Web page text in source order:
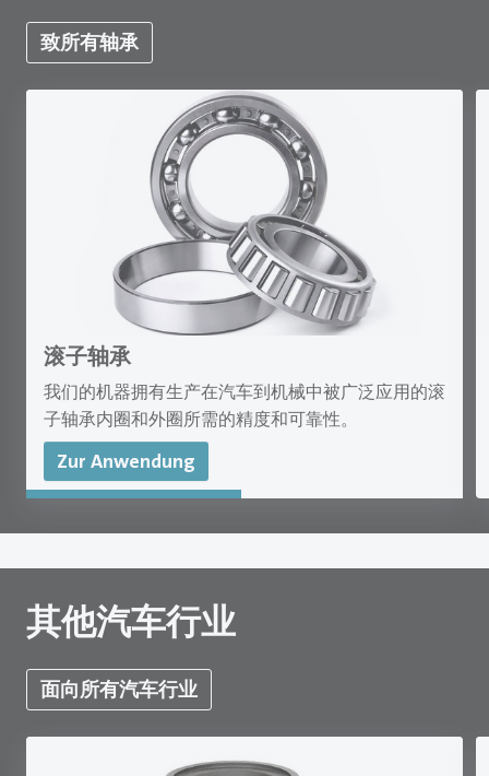
致所有轴承
滚子轴承
我们的机器拥有生产在汽车到机械中被广泛应用的滚
子轴承内圈和外圈所需的精度和可靠性。
Zur Anwendung
其他汽车行业
面向所有汽车行业